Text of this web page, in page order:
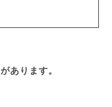
あります。